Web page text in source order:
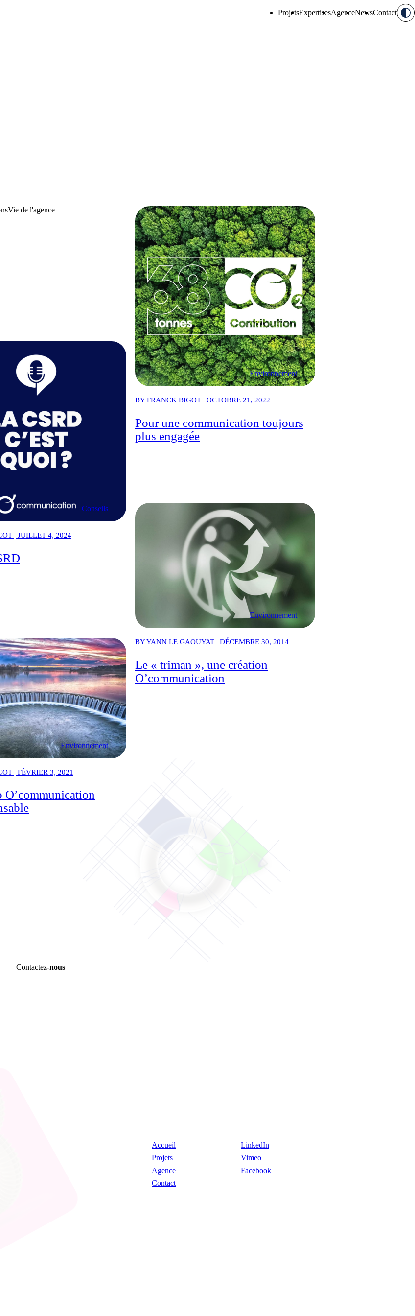
ProjetsExpertisesAgenceNewsContact
Vie de l'agence
Conseils
| JUILLET 4, 2024
Environnement
BY FRANCK BIGOT | OCTOBRE 21, 2022
Pour une communication toujours
plus engagée
Environnement
| FÉVRIER 3, 2021
O’communication
Environnement
BY YANN LE GAOUYAT | DÉCEMBRE 30, 2014
Le « triman », une création
O’communication
Contactez-nous
Accueil
Projets
Agence
Contact
LinkedIn
Vimeo
Facebook